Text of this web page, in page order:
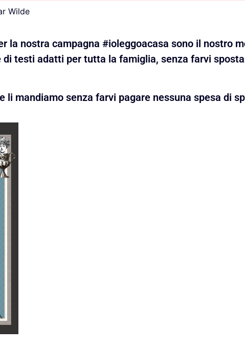
Wilde
la nostra campagna #ioleggoacasa sono il nostro
di testi adatti per tutta la famiglia, senza farvi
li mandiamo senza farvi pagare nessuna spesa di